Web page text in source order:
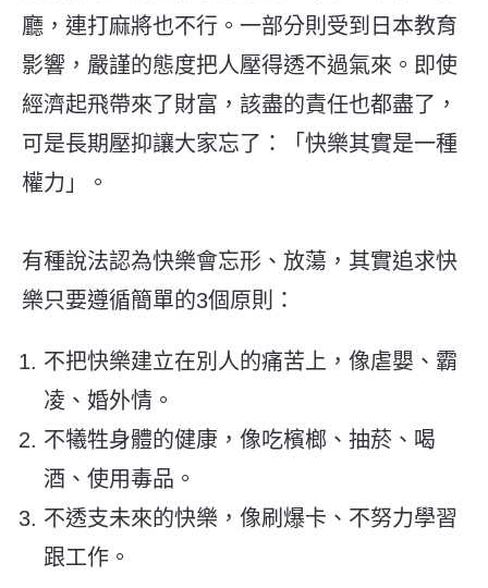
廳，連打麻將也不行。一部分則受到日本教育
影響，嚴謹的態度把人壓得透不過氣來。即使
經濟起飛帶來了財富，該盡的責任也都盡了，
可是長期壓抑讓大家忘了：「快樂其實是一種
權力」。
有種說法認為快樂會忘形、放蕩，其實追求快
樂只要遵循簡單的3個原則：
不把快樂建立在別人的痛苦上，像虐嬰、霸
凌、婚外情。
不犧牲身體的健康，像吃檳榔、抽菸、喝
酒、使用毒品。
不透支未來的快樂，像刷爆卡、不努力學習
跟工作。